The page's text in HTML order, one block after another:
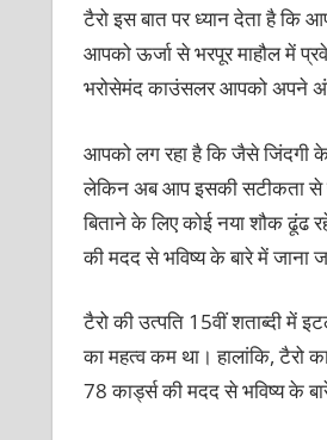
टैरो इस बात पर ध्यान देता है
आपको ऊर्जा से भरपूर माहौल में
भरोसेमंद काउंसलर आपको अपने
आपको लग रहा है कि जैसे जिंदगी
लेकिन अब आप इसकी सटीकता से
बिताने के लिए कोई नया शौक ढूंढ
की मदद से भविष्य के बारे में
टैरो की उत्पति 15वीं शताब्‍दी में
का महत्‍व कम था। हालांकि, टैरो
78 कार्ड्स की मदद से भविष्य के